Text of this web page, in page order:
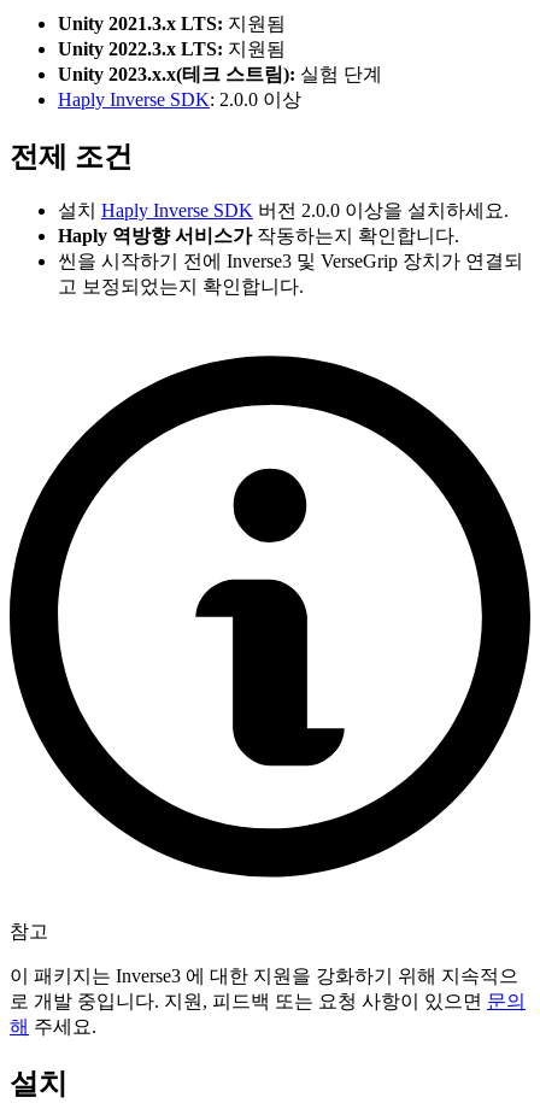
Unity 2021.3.x LTS: 지원됨
Unity 2022.3.x LTS: 지원됨
Unity 2023.x.x(테크 스트림): 실험 단계
Haply Inverse SDK: 2.0.0 이상
전제 조건
설치 Haply Inverse SDK 버전 2.0.0 이상을 설치하세요.
Haply 역방향 서비스가작동하는지 확인합니다.
씬을 시작하기 전에 Inverse3 및 VerseGrip 장치가 연결되
고 보정되었는지 확인합니다.
참고
이 패키지는 Inverse3 에 대한 지원을 강화하기 위해 지속적으
로 개발 중입니다. 지원, 피드백 또는 요청 사항이 있으면 문의
해 주세요.
설치